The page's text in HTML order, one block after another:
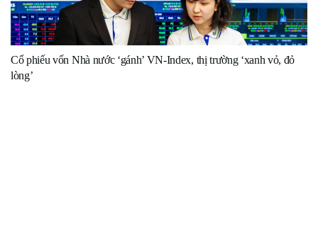
Cổ phiếu vốn Nhà nước ‘gánh’ VN-Index, thị trường ‘xanh vỏ, đỏ
lòng’